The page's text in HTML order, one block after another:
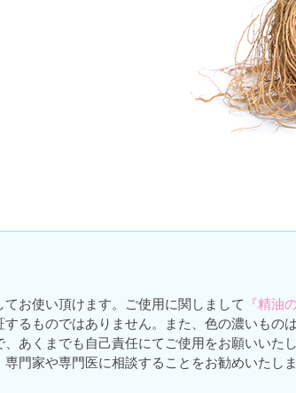
お使い頂けます。ご使用に関しまして 『精油
るものではありません。また、色の濃いもの
あくまでも自己責任にてご使用をお願いいた
門家や専門医に相談することをお勧めいたしま